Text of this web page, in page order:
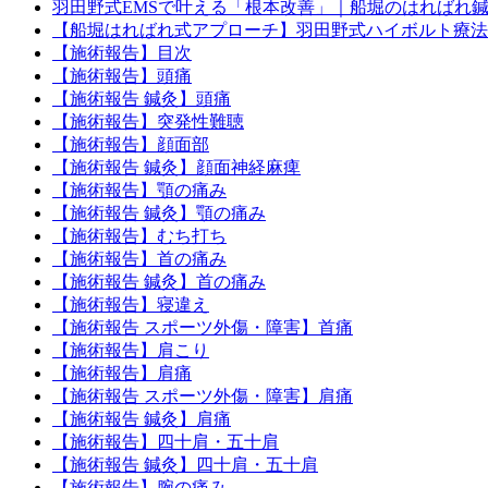
羽田野式EMSで叶える「根本改善」｜船堀のはればれ
【船堀はればれ式アプローチ】羽田野式ハイボルト療法
【施術報告】目次
【施術報告】頭痛
【施術報告 鍼灸】頭痛
【施術報告】突発性難聴
【施術報告】顔面部
【施術報告 鍼灸】顔面神経麻痺
【施術報告】顎の痛み
【施術報告 鍼灸】顎の痛み
【施術報告】むち打ち
【施術報告】首の痛み
【施術報告 鍼灸】首の痛み
【施術報告】寝違え
【施術報告 スポーツ外傷・障害】首痛
【施術報告】肩こり
【施術報告】肩痛
【施術報告 スポーツ外傷・障害】肩痛
【施術報告 鍼灸】肩痛
【施術報告】四十肩・五十肩
【施術報告 鍼灸】四十肩・五十肩